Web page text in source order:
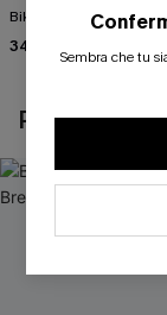
Bikini nero Island
34,00 €
POTREBBE
Sembra che tu